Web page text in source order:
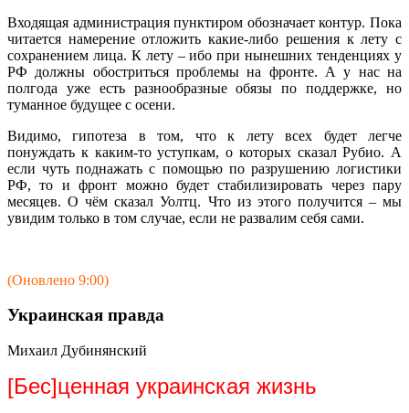
Входящая администрация пунктиром обозначает контур. Пока
читается намерение отложить какие-либо решения к лету с
сохранением лица. К лету – ибо при нынешних тенденциях у
РФ должны обостриться проблемы на фронте. А у нас на
полгода уже есть разнообразные обязы по поддержке, но
туманное будущее с осени.
Видимо, гипотеза в том, что к лету всех будет легче
понуждать к каким-то уступкам, о которых сказал Рубио. А
если чуть поднажать с помощью по разрушению логистики
РФ, то и фронт можно будет стабилизировать через пару
месяцев. О чём сказал Уолтц. Что из этого получится – мы
увидим только в том случае, если не развалим себя сами.
(Оновлено 9:00)
Украинская правда
Михаил Дубинянский
[Бес]ценная украинская жизнь